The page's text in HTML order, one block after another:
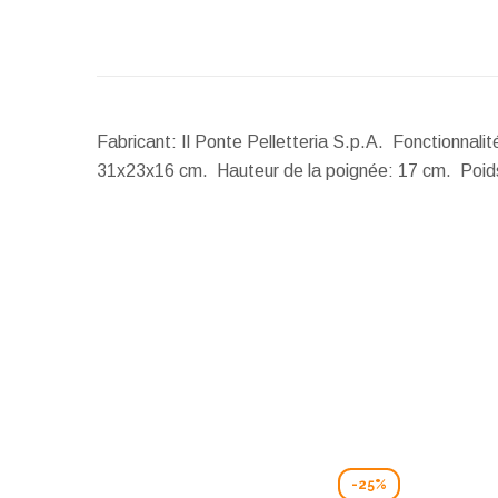
Fabricant: Il Ponte Pelletteria S.p.A.
31x23x16 cm.
Hauteur de la poignée: 17 cm.
-25%